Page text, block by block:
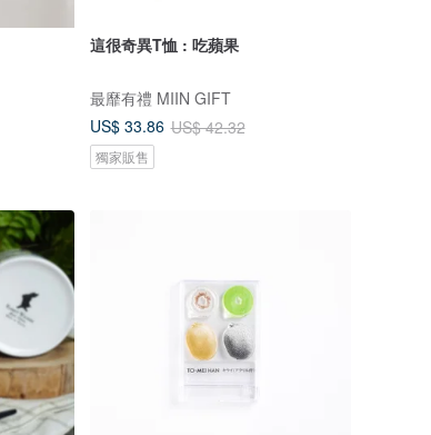
這很奇異T恤 : 吃蘋果
最靡有禮 MIIN GIFT
US$ 33.86 US$ 42.32
獨家販售